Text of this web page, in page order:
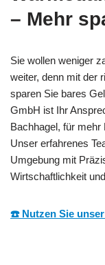
– Mehr
Sie wollen weniger
weiter, denn mit der
sparen Sie bares
GmbH ist Ihr
Bachhagel, für mehr
Unser erfahrenes
Umgebung mit
Wirtschaftlichkeit
☎️ Nutzen Sie